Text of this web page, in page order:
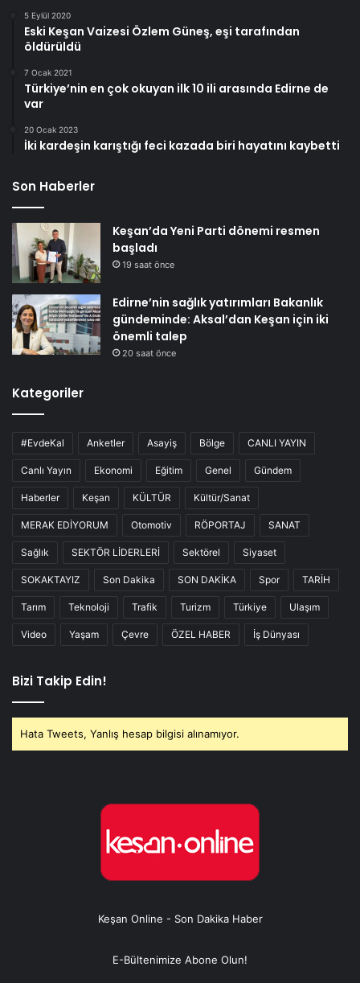
5 Eylül 2020
Eski Keşan Vaizesi Özlem Güneş, eşi tarafından
öldürüldü
7 Ocak 2021
Türkiye’nin en çok okuyan ilk 10 ili arasında Edirne de
var
20 Ocak 2023
İki kardeşin karıştığı feci kazada biri hayatını kaybetti
Son Haberler
Keşan’da Yeni Parti dönemi resmen
başladı
19 saat önce
Edirne’nin sağlık yatırımları Bakanlık
gündeminde: Aksal’dan Keşan için iki
önemli talep
20 saat önce
Kategoriler
#EvdeKal Anketler Asayiş Bölge CANLI YAYIN
Canlı Yayın Ekonomi Eğitim Genel Gündem
Haberler Keşan KÜLTÜR Kültür/Sanat
MERAK EDİYORUM Otomotiv RÖPORTAJ SANAT
Sağlık SEKTÖR LİDERLERİ Sektörel Siyaset
SOKAKTAYIZ Son Dakika SON DAKİKA Spor TARİH
Tarım Teknoloji Trafik Turizm Türkiye Ulaşım
Video Yaşam Çevre ÖZEL HABER İş Dünyası
Bizi Takip Edin!
Hata Tweets, Yanlış hesap bilgisi alınamıyor.
Keşan Online - Son Dakika Haber
E-Bültenimize Abone Olun!